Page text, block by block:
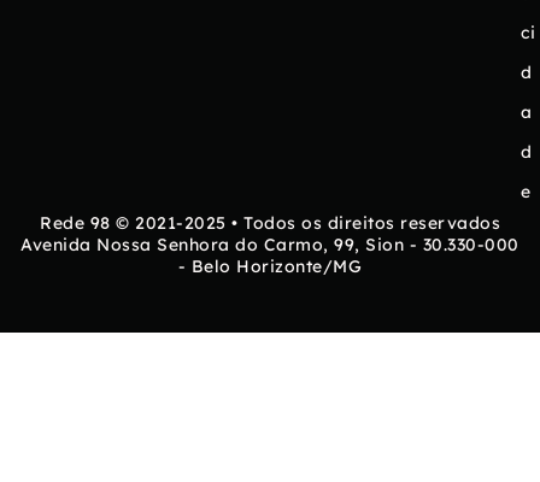
ci
d
a
d
e
Rede 98 © 2021-2025 • Todos os direitos reservados
Avenida Nossa Senhora do Carmo, 99, Sion - 30.330-000
- Belo Horizonte/MG